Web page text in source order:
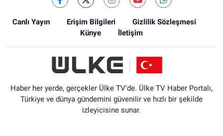
Canlı Yayın Erişim Bilgileri
Gizlilik Sözleşmesi
Künye
İletişim
Haber her yerde, gerçekler Ülke TV'de. Ülke TV Haber Portalı,
Türkiye ve dünya gündemini güvenilir ve hızlı bir şekilde
izleyicisine sunar.